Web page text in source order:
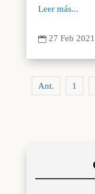
Leer más...
 27 Feb 2021
Ant. 1